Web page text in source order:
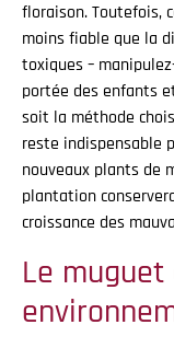
floraison. Toutefois,
moins fiable que la
toxiques –
portée des enfants
soit la méthode
reste indispensable
nouveaux plants de
plantation
croissance des
Le